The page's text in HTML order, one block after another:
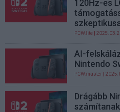
120Hz-es
PCW.lite |
AI-
Nintendo
PCW.master |
Drágább